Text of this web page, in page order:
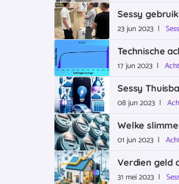
Sessy
23 jun 2023 |
Technische
17 jun 2023 |
Sessy
08 jun 2023 |
Welke
01 jun 2023 |
Verdien geld
31 mei 2023 |